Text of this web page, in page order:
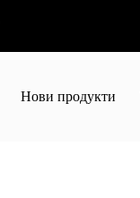
Нови продукти